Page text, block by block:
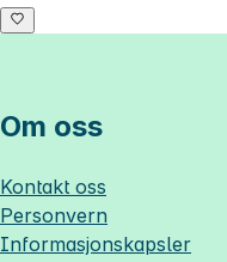
Om oss
Kontakt oss
Personvern
Informasjonskapsler